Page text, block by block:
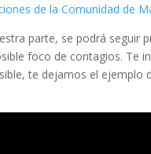
de la Comunidad de
parte, se podrá seguir
foco de contagios. Te
te dejamos el